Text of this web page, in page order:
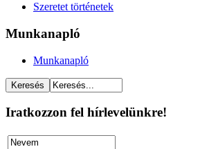
Szeretet történetek
Munkanapló
Munkanapló
Iratkozzon fel hírlevelünkre!